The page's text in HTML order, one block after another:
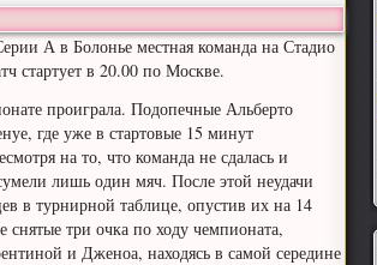
А в Болонье местная команда на Стадио
стартует в 20.00 по Москве.
проиграла. Подопечные Альберто
где уже в стартовые 15 минут
на то, что команда не сдалась и
лишь один мяч. После этой неудачи
в турнирной таблице, опустив их на 14
три очка по ходу чемпионата,
и Дженоа, находясь в самой середине